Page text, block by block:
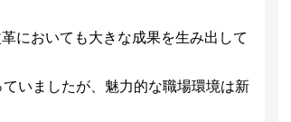
においても大きな成果を生み出して
いましたが、魅力的な職場環境は新